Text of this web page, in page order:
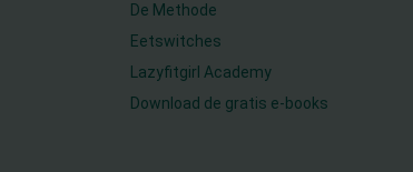
De Methode
Eetswitches
Lazyfitgirl Academy
Download de gratis e-books